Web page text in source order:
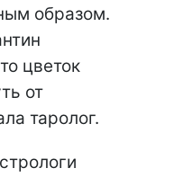
образом.
цветок
от
таролог.